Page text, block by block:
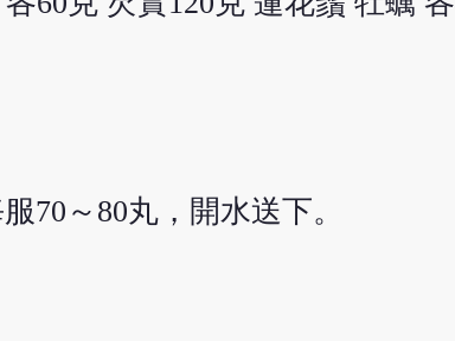
70～80丸，開水送下。